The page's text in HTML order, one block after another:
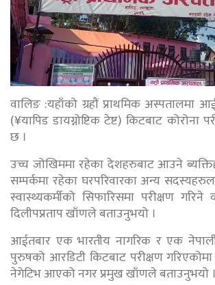
वालिङ :यहाँको ग्रहौं प्राथमिक अस्पतालमा
(¥यापिड डायग्नोष्टिक टेष्ट) किटबाट कोरोना
छ ।
उच्च जोखिममा रहेका देशहरुबाट आउने
सम्पर्कमा रहेका घरपरिवारका अन्य
स्वास्थ्यकर्मीको सिफारिसमा परीक्षण
दिलीपप्रताप खाँणले बताउनुभयो ।
आईतबार एक भारतीय नागरिक र एक
पुरुषको आरडिटी किटबाट परीक्षण गरिएकोमा
नेगेटिभ आएको नगर प्रमुख खाँणले बताउनुभयो ।